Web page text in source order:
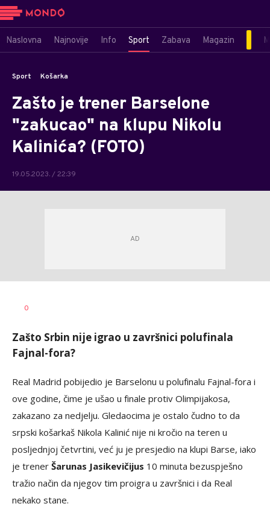
Naslovna Najnovije Info Sport Zabava Magazin
Sport Košarka
Zašto je trener Barselone
"zakucao" na klupu Nikolu
Kalinića? (FOTO)
19.05.2023. / 22:39
AUTOR
0
Zašto Srbin nije igrao u završnici polufinala
Fajnal-fora?
Real Madrid pobijedio je Barselonu u polufinalu Fajnal-fora i
ove godine, čime je ušao u finale protiv Olimpijakosa,
zakazano za nedjelju. Gledaocima je ostalo čudno to da
srpski košarkaš Nikola Kalinić nije ni kročio na teren u
posljednjoj četvrtini, već ju je presjedio na klupi Barse, iako
je trener Šarunas Jasikevičijus 10 minuta bezuspješno
tražio način da njegov tim proigra u završnici i da Real
nekako stane.